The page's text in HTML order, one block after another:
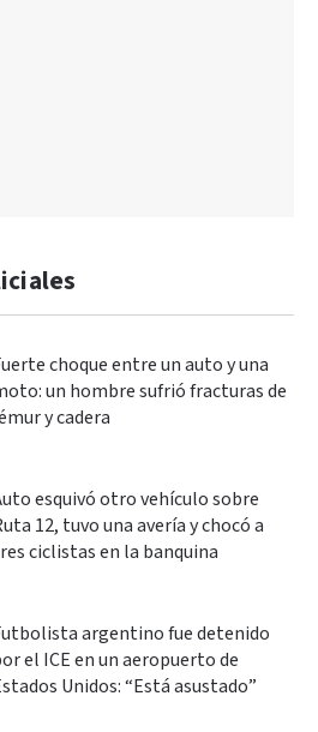
choque entre un auto y una
un hombre sufrió fracturas de
y cadera
esquivó otro vehículo sobre
12, tuvo una avería y chocó a
ciclistas en la banquina
argentino fue detenido
el ICE en un aeropuerto de
Unidos: “Está asustado”